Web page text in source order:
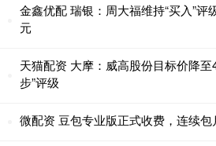
金鑫优配 瑞银：周大福维持“买入”评
元
天猫配资 大摩：威高股份目标价降至
步”评级
微配资 豆包专业版正式收费，连续包